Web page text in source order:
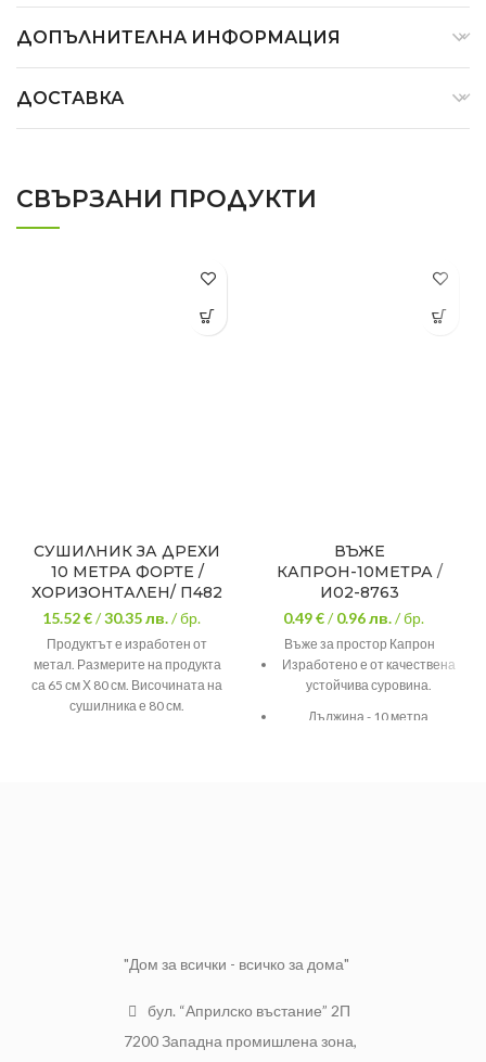
ДОПЪЛНИТЕЛНА ИНФОРМАЦИЯ
ДОСТАВКА
СВЪРЗАНИ ПРОДУКТИ
СУШИЛНИК ЗА ДРЕХИ
10 МЕТРА ФОРТЕ /
ХОРИЗОНТАЛЕН/ П482
15.52 €/30.35лв./ бр.
Продуктът е изработен от
метал. Размерите на продукта
са 65 см Х 80 см. Височината на
сушилника е 80 см.
ВЪЖЕ
КАПРОН-10МЕТРА /
И02-8763
0.49 €/0.96лв./ бр.
Въже за простор Капрон
Изработено е от качествена
устойчива суровина.
Дължина - 10 метра
"Дом за всички - всичко за дома"
бул. “Априлско въстание” 2П
7200 Западна промишлена зона,